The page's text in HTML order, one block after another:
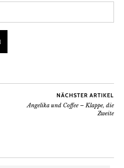
NÄCHSTER ARTIKEL
Angelika und Coffee – Klappe, die
Zweite